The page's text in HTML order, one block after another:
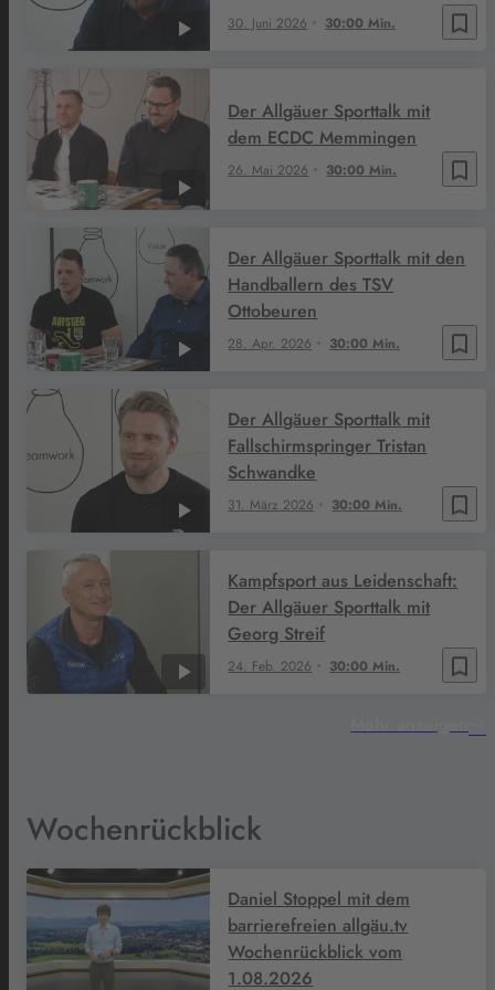
bookmark_border
30. Juni 2026 30:00 Min.
bookmark_border
26. Mai 2026 30:00 Min.
Der Allgäuer Sporttalk mit
dem ECDC Memmingen
bookmark_border
28. Apr. 2026 30:00 Min.
Der Allgäuer Sporttalk mit den
Handballern des TSV
Ottobeuren
bookmark_border
31. März 2026 30:00 Min.
Der Allgäuer Sporttalk mit
Fallschirmspringer Tristan
Schwandke
bookmark_border
24. Feb. 2026 30:00 Min.
Kampfsport aus Leidenschaft:
Der Allgäuer Sporttalk mit
Georg Streif
Wochenrückblick
Daniel Stoppel mit dem
barrierefreien allgäu.tv
Wochenrückblick vom
1.08.2026